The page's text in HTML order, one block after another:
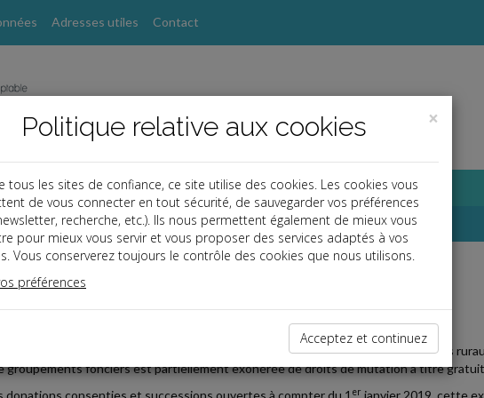
Adresses utiles Contact
03-19
DE MUTATION À TITRE GRATUIT
conditions, la transmission par voie de donation ou de succession de biens
groupements fonciers est partiellement exonérée de droits de mutation à titre
donations consenties et successions ouvertes à compter du 1 er janvier 2019, cette
×
Politique relative aux cookies
tous les sites de confiance, ce site utilise des cookies. Les cookies vous
de vous connecter en tout sécurité, de sauvegarder vos préférences
recherche, etc.). Ils nous permettent également de mieux vous
pour mieux vous servir et vous proposer des services adaptés à vos
Vous conserverez toujours le contrôle des cookies que nous utilisons.
préférences
Acceptez et continuez